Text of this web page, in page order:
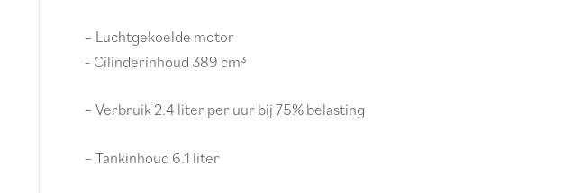
– Luchtgekoelde motor
- Cilinderinhoud 389 cm³
– Verbruik 2.4 liter per uur bij 75% belasting
– Tankinhoud 6.1 liter